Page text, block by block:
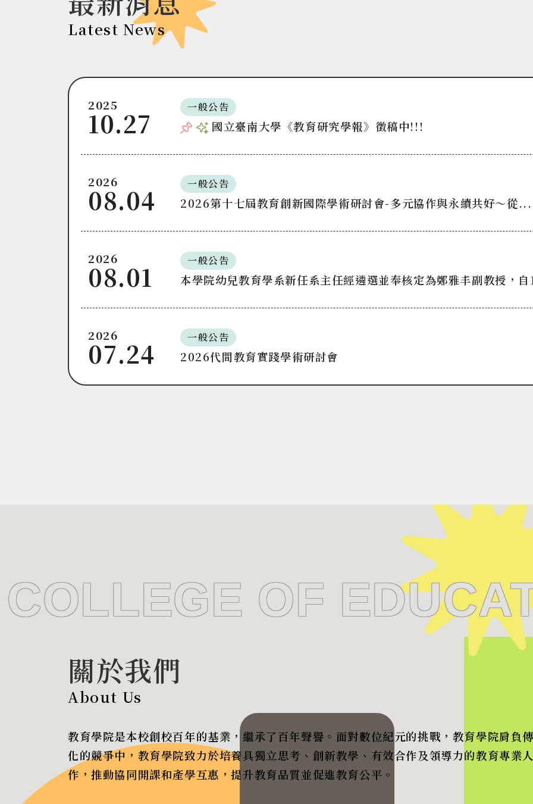
Latest News
2025
10.27 一般公告
國立臺南大學《教育研究學報》徵稿中!!!
2026
08.04 一般公告
2026第十七屆教育創新國際學術研討會-多元協作與永續共好～從...
2026
08.01 一般公告
本學院幼兒教育學系新任系主任經遴選並奉核定為鄭雅丰副教授，
2026
07.24 一般公告
2026代間教育實踐學術研討會
COLLEGE OF
關於我們
About Us
教育學院是本校創校百年的基業，繼承了百年聲譽。面對數位紀元的挑戰，教育學院肩負
化的競爭中，教育學院致力於培養具獨立思考、創新教學、有效合作及領導力的教育專業
作，推動協同開課和產學互惠，提升教育品質並促進教育公平。